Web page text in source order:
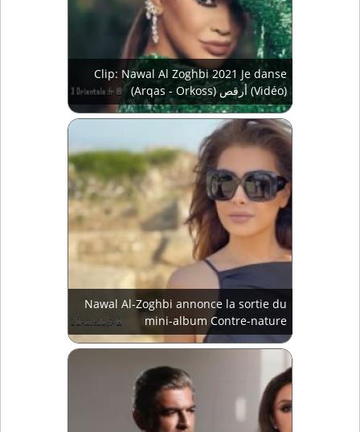
Clip: Nawal Al Zoghbi 2021 Je danse
(Arqas - Orkoss) أرقص (Vidéo)
Nawal Al-Zoghbi annonce la sortie du
mini-album Contre-nature